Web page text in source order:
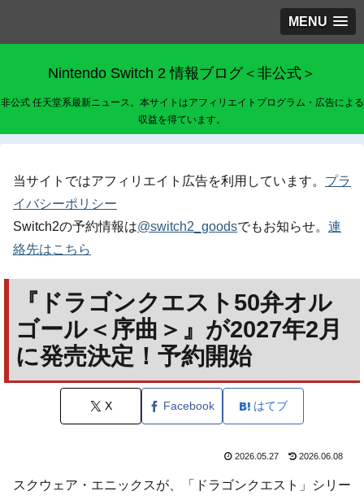
MENU
Nintendo Switch 2 情報ブログ＜非公式＞
非公式 任天堂系最新ニュース。本サイトはアフィリエイトプログラム・広告による
収益を得ています。
当サイトではアフィリエイト広告を利用しています。 プラ
イバシーポリシー
Switch2の予約情報は@switch2_goodsでもお知らせ。 連
絡先はこちら
『ドラゴンクエスト50弁オル
ゴール＜序曲＞』が2027年2月
に発売決定！予約開始
X Facebook はてブ
2026.05.27 2026.06.08
スクウェア・エニックスが、「ドラゴンクエスト」シリー